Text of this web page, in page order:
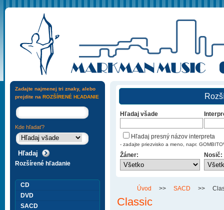
Hľadaj všade
Hľadaj presný názov interpreta
- zadajte priezvisko a meno, napr.
Žáner: Nosič:
Úvod >> SACD >>
Classic
Zadajte najmenej tri znaky, alebo
prejdite na ROZŠÍRENÉ HĽADANIE
Kde hľadať?
Rozšírené hľadanie
CD
DVD
SACD